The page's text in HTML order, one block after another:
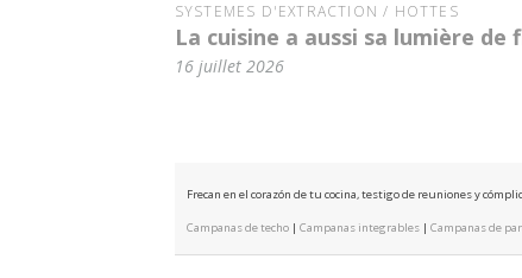
SYSTÈMES D'EXTRACTION / HOTTES
La cuisine a aussi sa lumière de
16 juillet 2026
Frecan en el corazón de tu cocina, testigo de reuniones y
Campanas de techo| Campanas integrables| Campanas de